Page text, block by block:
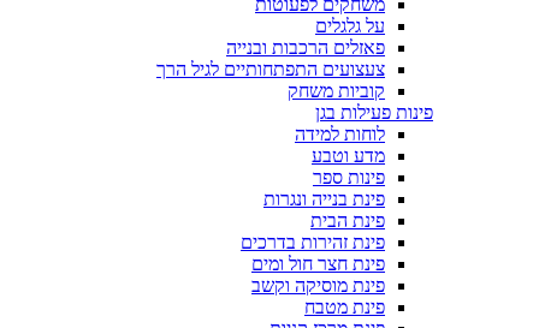
משחקים לפעוטות
על גלגלים
פאזלים הרכבות ובנייה
צעצועים התפתחותיים לגיל הרך
קוביות משחק
פינות פעילות בגן
לוחות למידה
מדע וטבע
פינות ספר
פינת בנייה ונגרות
פינת הבית
פינת זהירות בדרכים
פינת חצר חול ומים
פינת מוסיקה וקשב
פינת מטבח